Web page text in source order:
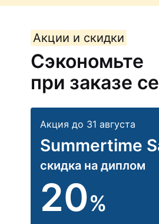
Акции и скидки
Сэкономьте
при заказе
Акция до 31 августа
Summertime
скидка на диплом
20%